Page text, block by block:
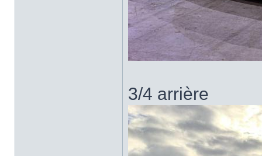
3/4 arrière